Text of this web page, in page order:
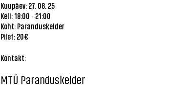
Kuupäev: 27. 08. 25
Kell: 18:00 - 21:00
Koht: Paranduskelder
Pilet: 20€
Kontakt:
MTÜ Paranduskelder